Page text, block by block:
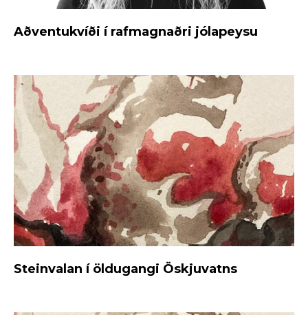
Aðventukvíði í rafmagnaðri jólapeysu
Steinvalan í öldugangi Öskjuvatns